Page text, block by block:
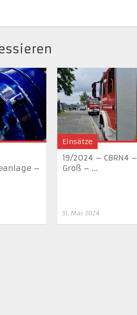
–
Einsätze
19/2024 – CBRN4 –
Groß – ...
31. Mai 2024